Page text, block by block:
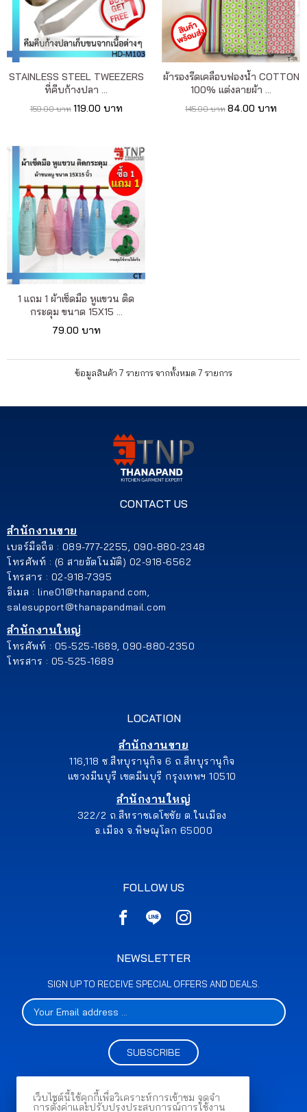
STAINLESS STEEL TWEEZERS
ที่คีบก้างปลา ...
159.00 บาท 119.00 บาท
ผ้ารองรีดเคลือบฟองน้ำ COTTON
100% แต่งลายผ้า ...
145.00 บาท 84.00 บาท
1 แถม 1 ผ้าเช็ดมือ หูแขวน ติด
กระดุม ขนาด 15X15 ...
79.00 บาท
ข้อมูลสินค้า 7 รายการ จากทั้งหมด 7 รายการ
CONTACT US
สำนักงานขาย
เบอร์มือถือ : 089-777-2255, 090-880-2348
โทรศัพท์ : (6 สายอัตโนมัติ) 02-918-6562
โทรสาร : 02-918-7395
อีเมล : line01@thanapand.com,
salesupport@thanapandmail.com
สำนักงานใหญ่
โทรศัพท์ : 05-525-1689, 090-880-2350
โทรสาร : 05-525-1689
LOCATION
สำนักงานขาย
116,118 ซ.สีหบุรานุกิจ 6 ถ.สีหบุรานุกิจ
แขวงมีนบุรี เขตมีนบุรี กรุงเทพฯ 10510
สำนักงานใหญ่
322/2 ถ.สีหราชเดโชชัย ต.ในเมือง
อ.เมือง จ.พิษณุโลก 65000
FOLLOW US
NEWSLETTER
SIGN UP TO RECEIVE SPECIAL OFFERS AND DEALS.
SUBSCRIBE
เว็บไซต์นี้ใช้คุกกี้เพื่อวิเคราะห์การเข้าชม จดจำ
การตั้งค่าและปรับปรุงประสบการณ์การใช้งาน